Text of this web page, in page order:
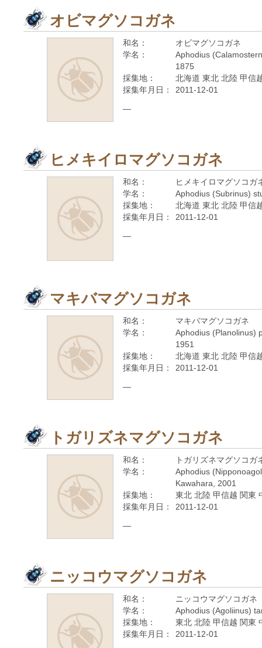
オビマグソコガネ
和名：
オビマグソコガネ
学名：
Aphodius
1875
採集地：
北海道 東北 北陸 甲信
採集年月日：
2011-12-01
—
ヒメキイロマグソコガネ
和名：
ヒメキイロマグソコガ
学名：
Aphodius (Subrinus)
採集地：
北海道 東北 北陸 甲信
採集年月日：
2011-12-01
—
マキバマグソコガネ
和名：
マキバマグソコガネ
学名：
Aphodius (Planolinus)
1951
採集地：
北海道 東北 北陸 甲信
採集年月日：
2011-12-01
—
トガリズネマグソコガネ
和名：
トガリズネマグソコガ
学名：
Aphodius
Kawahara, 2001
採集地：
東北 北陸 甲信越 関東
採集年月日：
2011-12-01
—
ニッコウマグソコガネ
和名：
ニッコウマグソコガネ
学名：
Aphodius (Agoliinus)
採集地：
東北 北陸 甲信越 関東
採集年月日：
2011-12-01